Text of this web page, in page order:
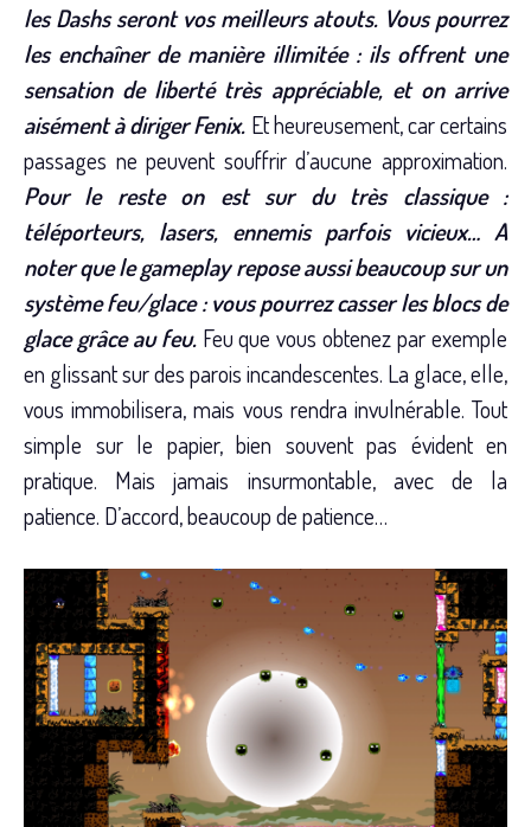
les Dashs seront vos meilleurs atouts. Vous pourrez
les enchaîner de manière illimitée : ils offrent une
sensation de liberté très appréciable, et on arrive
aisément à diriger Fenix. Et heureusement, car certains
passages ne peuvent souffrir d’aucune approximation.
Pour le reste on est sur du très classique :
téléporteurs, lasers, ennemis parfois vicieux… A
noter que le gameplay repose aussi beaucoup sur un
système feu/glace : vous pourrez casser les blocs de
glace grâce au feu.Feu que vous obtenez par exemple
en glissant sur des parois incandescentes. La glace, elle,
vous immobilisera, mais vous rendra invulnérable. Tout
simple sur le papier, bien souvent pas évident en
pratique. Mais jamais insurmontable, avec de la
patience. D’accord, beaucoup de patience…